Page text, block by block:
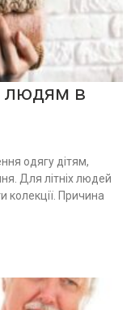
людям в
одягу дітям,
Для літніх людей
колекції. Причина